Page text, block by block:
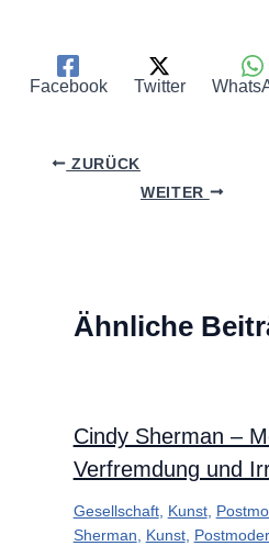
Facebook Twitter
ZURÜCK
WEITER
Ähnliche
Cindy Sherman –
Verfremdung und
Gesellschaft, Kunst,
Sherman
Kunst,